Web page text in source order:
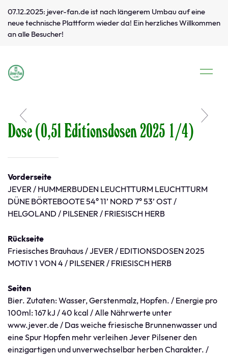
07.12.2025: jever-fan.de ist nach längerem Umbau auf eine
neue technische Plattform wieder da! Ein herzliches Willkommen
an alle Besucher!
Dose (0,5l Editionsdosen 2025 1/4)
Vorderseite
JEVER / HUMMERBUDEN LEUCHTTURM LEUCHTTURM
DÜNE BÖRTEBOOTE 54° 11’ NORD 7° 53’ OST /
HELGOLAND / PILSENER / FRIESISCH HERB
Rückseite
Friesisches Brauhaus / JEVER / EDITIONSDOSEN 2025
MOTIV 1 VON 4 / PILSENER / FRIESISCH HERB
Seiten
Bier. Zutaten: Wasser, Gerstenmalz, Hopfen. / Energie pro
100ml: 167 kJ / 40 kcal / Alle Nährwerte unter
www.jever.de / Das weiche friesische Brunnenwasser und
eine Spur Hopfen mehr verleihen Jever Pilsener den
einzigartigen und unverwechselbar herben Charakter. /